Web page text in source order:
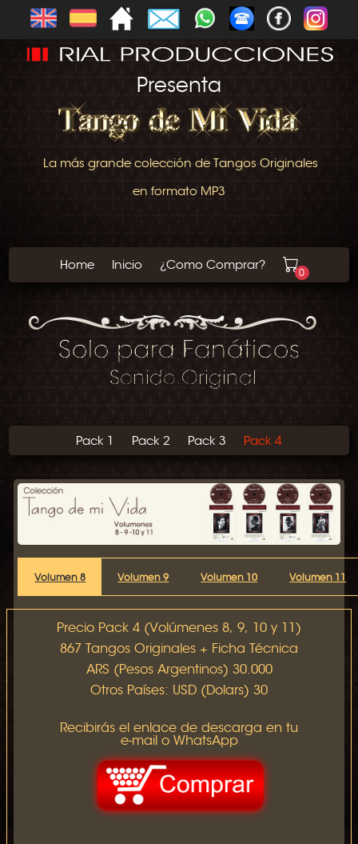
Presenta
La más grande colección de Tangos Originales
en formato MP3
Home Inicio ¿Como Comprar? 0
Pack 1 Pack 2 Pack 3 Pack 4
Volumen 8 Volumen 9 Volumen 10 Volumen 11
Precio Pack 4 (Volúmenes 8, 9, 10 y 11)
867 Tangos Originales + Ficha Técnica
ARS (Pesos Argentinos) 30.000
Otros Países: USD (Dolars) 30
Recibirás el enlace de descarga en tu
e-mail o WhatsApp